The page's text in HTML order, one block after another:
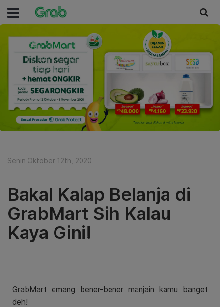
Senin Oktober 12th, 2020
Bakal Kalap Belanja di
GrabMart Sih Kalau
Kaya Gini!
GrabMart emang bener-bener manjain kamu banget
deh!